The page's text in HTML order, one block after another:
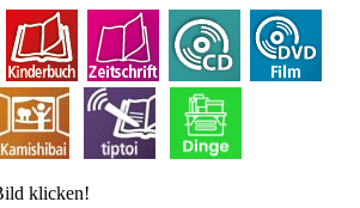
klicken!